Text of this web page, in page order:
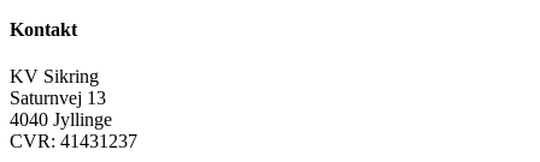
Kontakt
KV Sikring
Saturnvej 13
4040 Jyllinge
CVR: 41431237